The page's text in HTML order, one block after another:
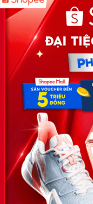
Công
Địa chỉ: Số 81, ngõ
Hoa, Quận
Email:
News.timviec.com.vn là
nhân sự, nghề nghiệp
doanh nghiệp, nhân sự
cập nhật thông tin và
KẾT NỐI